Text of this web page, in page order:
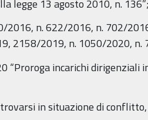
legge 13 agosto 2010, n. 136”;
n. 622/2016, n. 702/
2158/2019, n. 1050/2020, n.
incarichi dirigenziali
in situazione di